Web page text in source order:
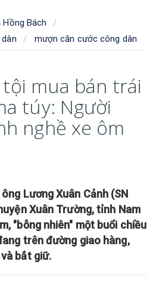
Bách
mượn căn cước công dân
tội mua bán trái
túy: Người
nghề xe ôm
Lương Xuân Cảnh (SN
Xuân Trường, tỉnh Nam
"bỗng nhiên" một buổi chiều
trên đường giao hàng,
bắt giữ.